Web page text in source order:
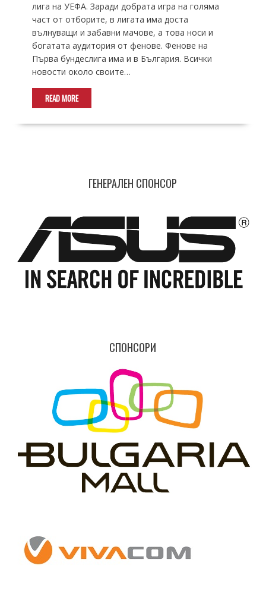
лига на УЕФА. Заради добрата игра на голяма
част от отборите, в лигата има доста
вълнуващи и забавни мачове, а това носи и
богатата аудитория от фенове. Фенове на
Първа бундеслига има и в България. Всички
новости около своите…
READ MORE
ГЕНЕРАЛЕН СПОНСОР
СПОНСОРИ